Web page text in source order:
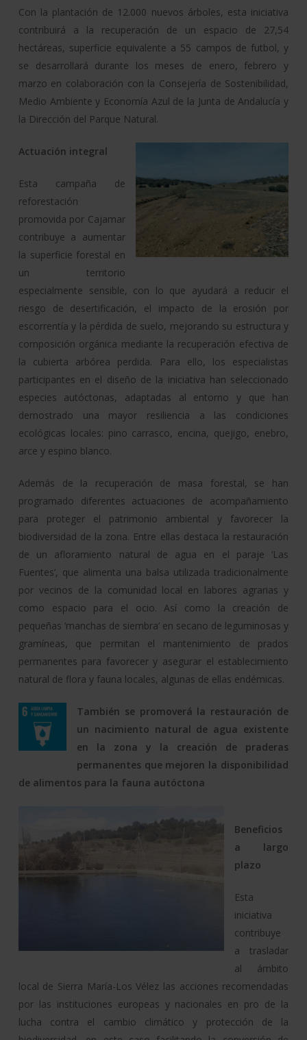
Con la plantación de 12.000 nuevos árboles, esta iniciativa
contribuirá a la recuperación de un espacio de 27,54
hectáreas, superficie equivalente a 55 campos de futbol, y
se desarrollará durante los meses de enero, febrero y
marzo en colaboración con la Consejería de Sostenibilidad,
Medio Ambiente y Economía Azul de la Junta de Andalucía y
la Dirección del Parque Natural.
Actuación integral
Esta campaña de
reforestación
promovida por Cajamar
contribuye a aumentar
la superficie forestal en
un territorio
especialmente sensible, con lo que ayudará a reducir el
riesgo de desertificación, el impacto de la erosión por
escorrentía y la pérdida de suelo, mejorando su estructura y
composición orgánica mediante la recuperación efectiva de
la cubierta arbórea perdida. Para ello, los especialistas
participantes en el diseño de la iniciativa han seleccionado
especies autóctonas, adaptadas al entorno y que han
demostrado una mayor resiliencia a las condiciones
ecológicas locales: pino carrasco, encina, quejigo, enebro,
arce y espino blanco.
Además de la recuperación de masa forestal, se han
programado diferentes actuaciones de acompañamiento
para proteger el patrimonio ambiental y favorecer la
biodiversidad de la zona. Entre ellas destaca la restauración
de un afloramiento natural de agua en el paraje ‘Las
Fuentes’, que alimenta una balsa utilizada tradicionalmente
por vecinos de la comunidad local en labores agrarias y
como espacio para el ocio. Así como la creación de
pequeñas ‘manchas de siembra’ en secano de leguminosas y
gramíneas, que permitan el mantenimiento de prados
permanentes para favorecer y asegurar el establecimiento
natural de flora y fauna locales, algunas de ellas endémicas.
También se promoverá la restauración de
un nacimiento natural de agua existente
en la zona y la creación de praderas
permanentes que mejoren la disponibilidad
de alimentos para la fauna autóctona
Beneficios
a largo
plazo
Esta
iniciativa
contribuye
a trasladar
al ámbito
local de Sierra María-Los Vélez las acciones recomendadas
por las instituciones europeas y nacionales en pro de la
lucha contra el cambio climático y protección de la